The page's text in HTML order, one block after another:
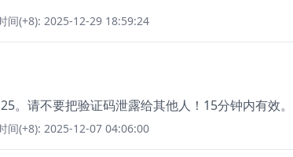
(+8): 2025-12-29 18:59:24
。请不要把验证码泄露给其他人！15分钟内有效。
(+8): 2025-12-07 04:06:00